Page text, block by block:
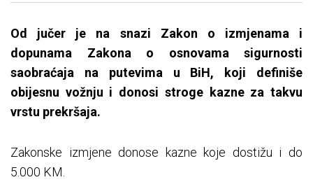
Od jučer je na snazi Zakon o izmjenama i
dopunama Zakona o osnovama sigurnosti
saobraćaja na putevima u BiH, koji definiše
obijesnu vožnju i donosi stroge kazne za takvu
vrstu prekršaja.
Zakonske izmjene donose kazne koje dostižu i do
5.000 KM.